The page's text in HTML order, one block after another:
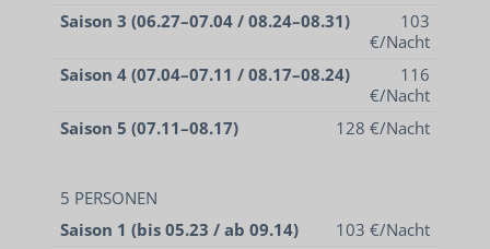
Saison 3 (06.27–07.04 / 08.24–08.31)
103
€/Nacht
Saison 4 (07.04–07.11 / 08.17–08.24)
116
€/Nacht
Saison 5 (07.11–08.17)
128 €/Nacht
5 PERSONEN
Saison 1 (bis 05.23 / ab 09.14)
103 €/Nacht